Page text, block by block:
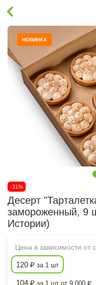
НОВИНКА
-31%
Десерт
замороженный, 9
Истории)
Цена в зависимости от
120 ₽ за 1 шт
104 ₽ за 1 шт от 9 000 ₽